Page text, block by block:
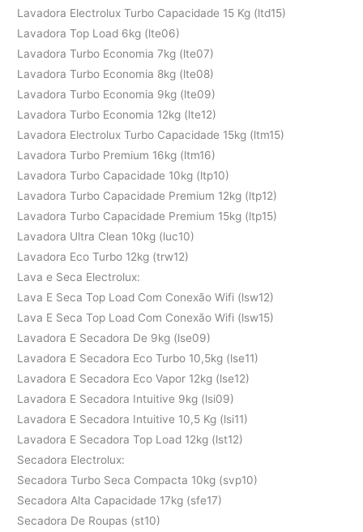
Lavadora Electrolux Turbo Capacidade 15 Kg (ltd15)
Lavadora Top Load 6kg (lte06)
Lavadora Turbo Economia 7kg (lte07)
Lavadora Turbo Economia 8kg (lte08)
Lavadora Turbo Economia 9kg (lte09)
Lavadora Turbo Economia 12kg (lte12)
Lavadora Electrolux Turbo Capacidade 15kg (ltm15)
Lavadora Turbo Premium 16kg (ltm16)
Lavadora Turbo Capacidade 10kg (ltp10)
Lavadora Turbo Capacidade Premium 12kg (ltp12)
Lavadora Turbo Capacidade Premium 15kg (ltp15)
Lavadora Ultra Clean 10kg (luc10)
Lavadora Eco Turbo 12kg (trw12)
Lava e Seca Electrolux:
Lava E Seca Top Load Com Conexão Wifi (lsw12)
Lava E Seca Top Load Com Conexão Wifi (lsw15)
Lavadora E Secadora De 9kg (lse09)
Lavadora E Secadora Eco Turbo 10,5kg (lse11)
Lavadora E Secadora Eco Vapor 12kg (lse12)
Lavadora E Secadora Intuitive 9kg (lsi09)
Lavadora E Secadora Intuitive 10,5 Kg (lsi11)
Lavadora E Secadora Top Load 12kg (lst12)
Secadora Electrolux:
Secadora Turbo Seca Compacta 10kg (svp10)
Secadora Alta Capacidade 17kg (sfe17)
Secadora De Roupas (st10)